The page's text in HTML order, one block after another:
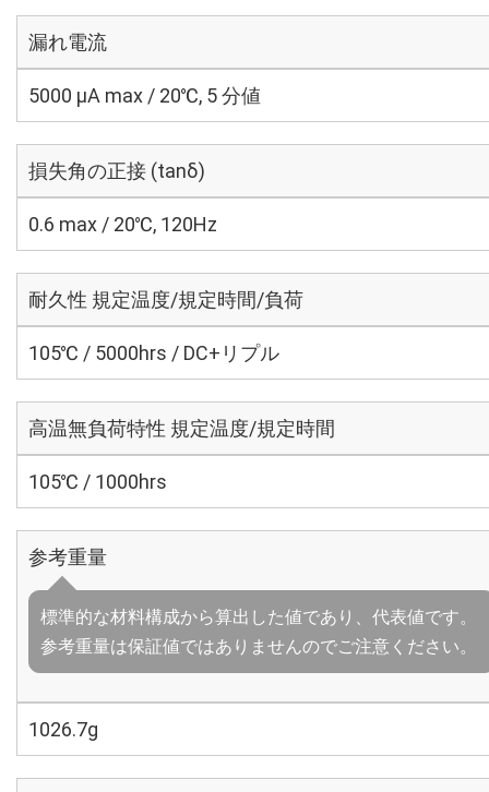
漏れ電流
5000 μA max / 20℃, 5 分値
損失角の正接 (tanδ)
0.6 max / 20℃, 120Hz
耐久性 規定温度/規定時間/負荷
105℃ / 5000hrs / DC+リプル
高温無負荷特性 規定温度/規定時間
105℃ / 1000hrs
参考重量
標準的な材料構成から算出した値であり、代表値です。
参考重量は保証値ではありませんのでご注意ください。
1026.7g